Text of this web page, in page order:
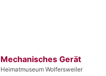
Mechanisches Gerät
Heimatmuseum Wolfersweiler